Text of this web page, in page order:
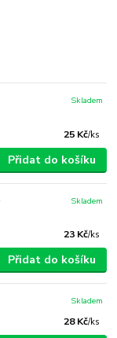
25 Kč/ks
Skladem
Přidat do košíku
23 Kč/ks
Skladem
Přidat do košíku
28 Kč/ks
Skladem